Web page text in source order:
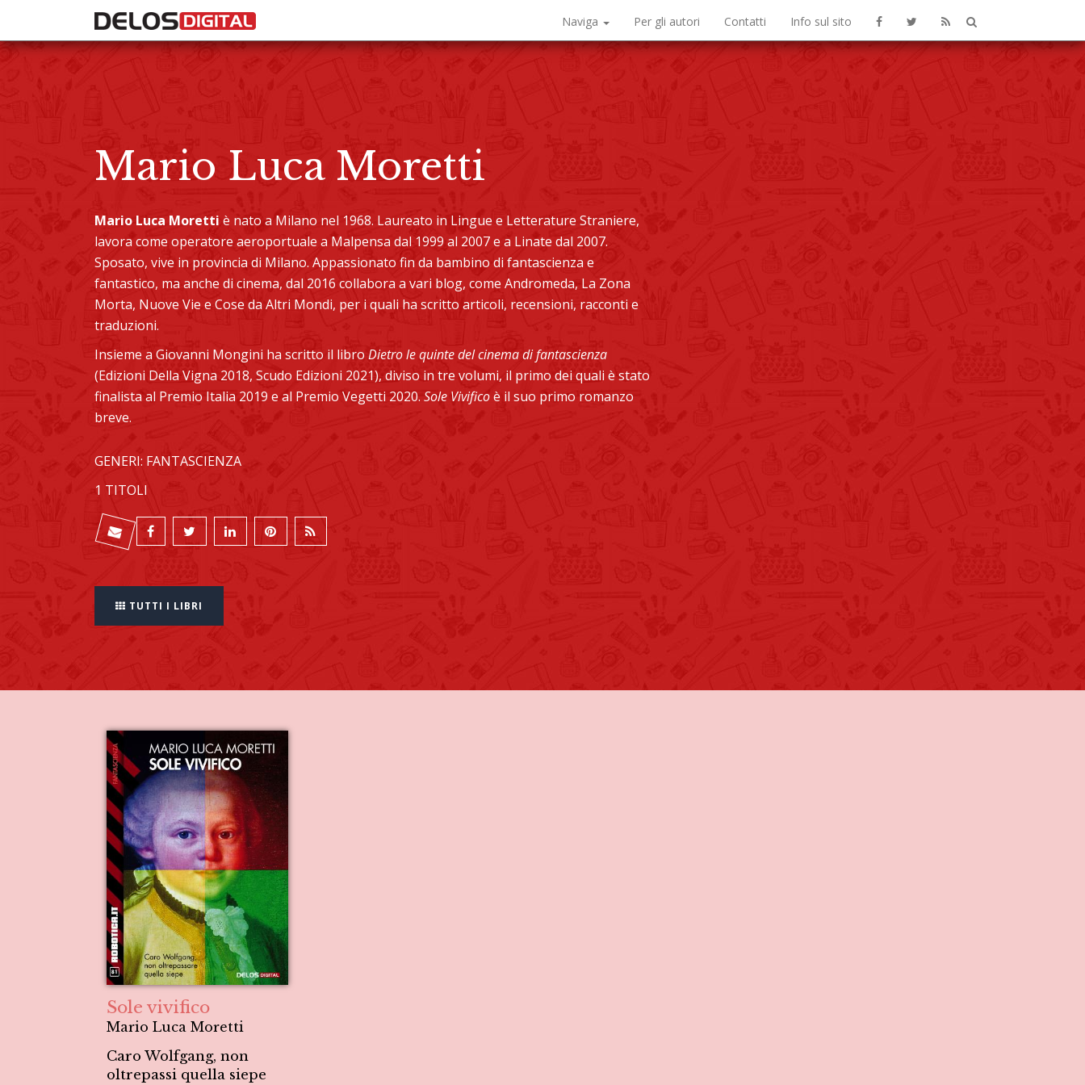
Naviga Per gli autori Contatti Info sul sito
Mario Luca Moretti
Mario Luca Moretti è nato a Milano nel 1968. Laureato in Lingue e Letterature Straniere,
lavora come operatore aeroportuale a Malpensa dal 1999 al 2007 e a Linate dal 2007.
Sposato, vive in provincia di Milano. Appassionato fin da bambino di fantascienza e
fantastico, ma anche di cinema, dal 2016 collabora a vari blog, come Andromeda, La Zona
Morta, Nuove Vie e Cose da Altri Mondi, per i quali ha scritto articoli, recensioni, racconti e
traduzioni.
Insieme a Giovanni Mongini ha scritto il libro Dietro le quinte del cinema di fantascienza
(Edizioni Della Vigna 2018, Scudo Edizioni 2021), diviso in tre volumi, il primo dei quali è stato
finalista al Premio Italia 2019 e al Premio Vegetti 2020. Sole Vivificoè il suo primo romanzo
breve.
GENERI: FANTASCIENZA
1 TITOLI
TUTTI I LIBRI
Sole vivifico
Mario Luca Moretti
Caro Wolfgang, non
oltrepassi quella siepe